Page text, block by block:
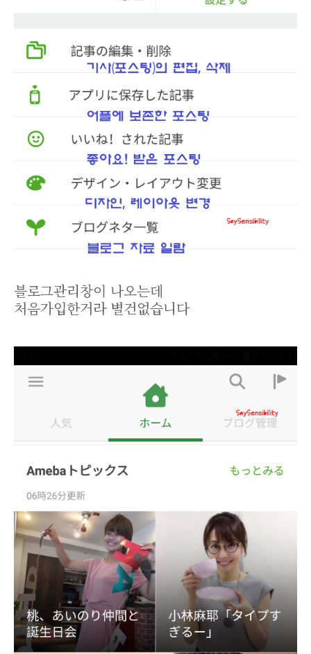
블로그관리창이 나오는데
처음가입한거라 별건없습니다